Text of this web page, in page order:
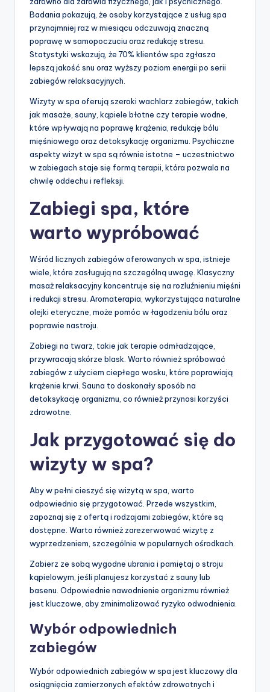
Badania pokazują, że osoby korzystające z usług spa
przynajmniej raz w miesiącu odczuwają znaczną
poprawę w samopoczuciu oraz redukcję stresu.
Statystyki wskazują, że 70% klientów spa zgłasza
lepszą jakość snu oraz wyższy poziom energii po serii
zabiegów relaksacyjnych.
Wizyty w spa oferują szeroki wachlarz zabiegów, takich
jak masaże, sauny, kąpiele błotne czy terapie wodne,
które wpływają na poprawę krążenia, redukcję bólu
mięśniowego oraz detoksykację organizmu. Psychiczne
aspekty wizyt w spa są równie istotne – uczestnictwo
w zabiegach staje się formą terapii, która pozwala na
chwilę oddechu i refleksji.
Zabiegi spa, które
warto wypróbować
Wśród licznych zabiegów oferowanych w spa, istnieje
wiele, które zasługują na szczególną uwagę. Klasyczny
masaż relaksacyjny koncentruje się na rozluźnieniu mięśni
i redukcji stresu. Aromaterapia, wykorzystująca naturalne
olejki eteryczne, może pomóc w łagodzeniu bólu oraz
poprawie nastroju.
Zabiegi na twarz, takie jak terapie odmładzające,
przywracają skórze blask. Warto również spróbować
zabiegów z użyciem ciepłego wosku, które poprawiają
krążenie krwi. Sauna to doskonały sposób na
detoksykację organizmu, co również przynosi korzyści
zdrowotne.
Jak przygotować się do
wizyty w spa?
Aby w pełni cieszyć się wizytą w spa, warto
odpowiednio się przygotować. Przede wszystkim,
zapoznaj się z ofertą i rodzajami zabiegów, które są
dostępne. Warto również zarezerwować wizytę z
wyprzedzeniem, szczególnie w popularnych ośrodkach.
Zabierz ze sobą wygodne ubrania i pamiętaj o stroju
kąpielowym, jeśli planujesz korzystać z sauny lub
basenu. Odpowiednie nawodnienie organizmu również
jest kluczowe, aby zminimalizować ryzyko odwodnienia.
Wybór odpowiednich
zabiegów
Wybór odpowiednich zabiegów w spa jest kluczowy dla
osiągnięcia zamierzonych efektów zdrowotnych i